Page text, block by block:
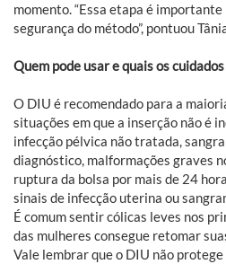
momento. “Essa etapa é
segurança do método”, pontuou
Quem pode usar e quais os cuidados
O DIU é recomendado para a
situações em que a inserção não é
infecção pélvica não tratada,
diagnóstico, malformações graves
ruptura da bolsa por mais de 24
sinais de infecção uterina ou
É comum sentir cólicas leves nos
das mulheres consegue retomar
Vale lembrar que o DIU não